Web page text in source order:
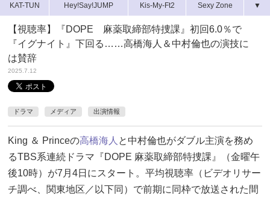
KAT-TUN Hey!Say!JUMP Kis-My-Ft2 Sexy Zone ▼
【視聴率】『DOPE 麻薬取締部特捜課』初回6.0％で
『イグナイト』下回る……高橋海人＆中村倫也の演技に
は賛辞
2025.7.12
ドラマ メディア 出演情報
King ＆ Princeの高橋海人 と中村倫也がダブル主演を務め
るTBS系連続ドラマ『DOPE 麻薬取締部特捜課』（金曜午
後10時）が7月4日にスタート。平均視聴率（ビデオリサー
チ調べ、関東地区／以下同）で前期に同枠で放送された間